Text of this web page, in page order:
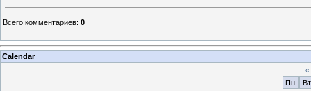
Всего комментариев: 0
Calendar
«
Пн
Вт